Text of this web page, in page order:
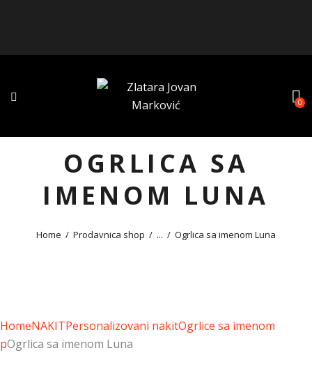
0
OGRLICA SA
IMENOM LUNA
Home Prodavnica shop ... Ogrlica sa imenom Luna
HomeNAKITPersonalizovani nakitOgrlice sa imenom
pOgrlica sa imenom Luna